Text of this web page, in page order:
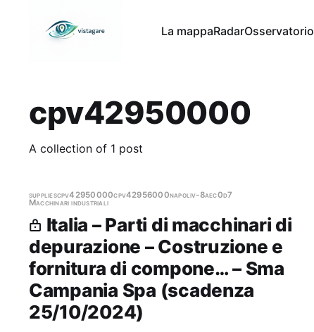
La mappaRadarOsservatorio
cpv42950000
A collection of 1 post
suppliescpv42950000cpv42956000napoliv-8aec0d7
Macchinari industriali
Italia – Parti di macchinari di
depurazione – Costruzione e
fornitura di compone… – Sma
Campania Spa (scadenza
25/10/2024)